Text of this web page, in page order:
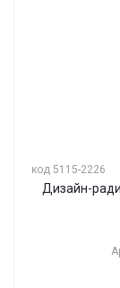
код 5115-2226
Дизайн-